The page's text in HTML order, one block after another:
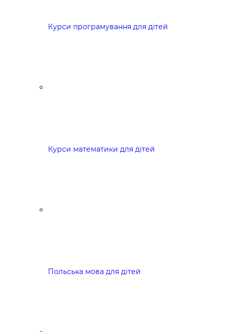
Курси програмування для дітей
Курси математики для дітей
Польська мова для дітей